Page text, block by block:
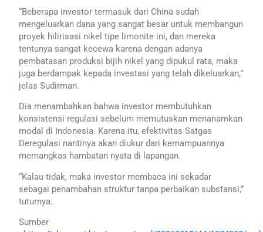
“Beberapa investor termasuk dari China sudah
mengeluarkan dana yang sangat besar untuk membangun
proyek hilirisasi nikel tipe limonite ini, dan mereka
tentunya sangat kecewa karena dengan adanya
pembatasan produksi bijih nikel yang dipukul rata, maka
juga berdampak kepada investasi yang telah dikeluarkan,”
jelas Sudirman.
Dia menambahkan bahwa investor membutuhkan
konsistensi regulasi sebelum memutuskan menanamkan
modal di Indonesia. Karena itu, efektivitas Satgas
Deregulasi nantinya akan diukur dari kemampuannya
memangkas hambatan nyata di lapangan.
“Kalau tidak, maka investor membaca ini sekadar
sebagai penambahan struktur tanpa perbaikan substansi,”
tuturnya.
Sumber